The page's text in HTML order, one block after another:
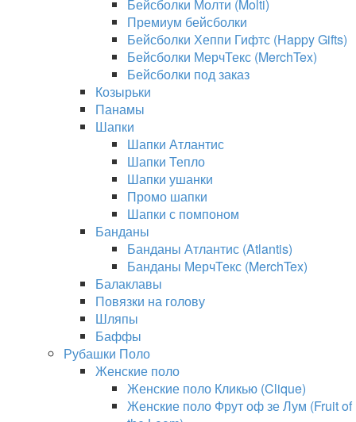
Бейсболки Молти (Molti)
Премиум бейсболки
Бейсболки Хеппи Гифтс (Happy Gifts)
Бейсболки МерчТекс (MerchTex)
Бейсболки под заказ
Козырьки
Панамы
Шапки
Шапки Атлантис
Шапки Тепло
Шапки ушанки
Промо шапки
Шапки с помпоном
Банданы
Банданы Атлантис (Atlantis)
Банданы МерчТекс (MerchTex)
Балаклавы
Повязки на голову
Шляпы
Баффы
Рубашки Поло
Женские поло
Женские поло Кликью (Clique)
Женские поло Фрут оф зе Лум (Fruit of